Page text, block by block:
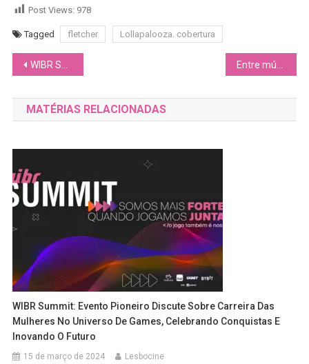
Post Views: 978
Tagged fletcher Lollapalooza. cobertura
Navegação
de
Post
WIBR Summit: Evento pioneiro discute sobre carreira das mulheres no universo de games, celebrando conquistas e inovando o futuro
MATÉRIAS RELACIONADAS
WIBR Summit: Evento Pioneiro Discute Sobre Carreira Das
Mulheres No Universo De Games, Celebrando Conquistas E
Inovando O Futuro
15 de março de 2024 Lesbocine